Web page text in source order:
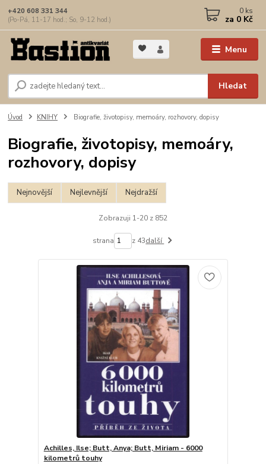
Menu
Hledat
+420 608 331 344
(Po-Pá, 11-17 hod.; So, 9-12 hod.)
0 ks
za 0 Kč
Úvod KNIHY Biografie, životopisy, memoáry, rozhovory, dopisy
Biografie, životopisy, memoáry,
rozhovory, dopisy
Nejnovější Nejlevnější Nejdražší
Zobrazuji 1-20 z 852
strana z 43další
Achilles, Ilse; Butt, Anya; Butt, Miriam - 6000
kilometrů touhy